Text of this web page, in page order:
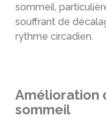
sommeil,
souffrant de
rythme circadien.
Amélioration
sommeil